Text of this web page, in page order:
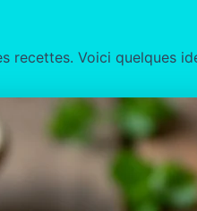
recettes. Voici quelques